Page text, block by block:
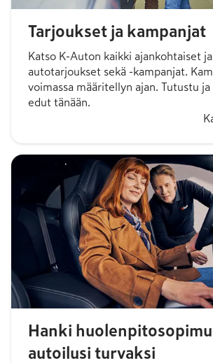
Tarjoukset ja kampanjat
Katso K-Auton kaikki ajankohtaiset
autotarjoukset sekä -kampanjat.
voimassa määritellyn ajan. Tutustu
edut tänään.
Hanki
autoilusi turvaksi